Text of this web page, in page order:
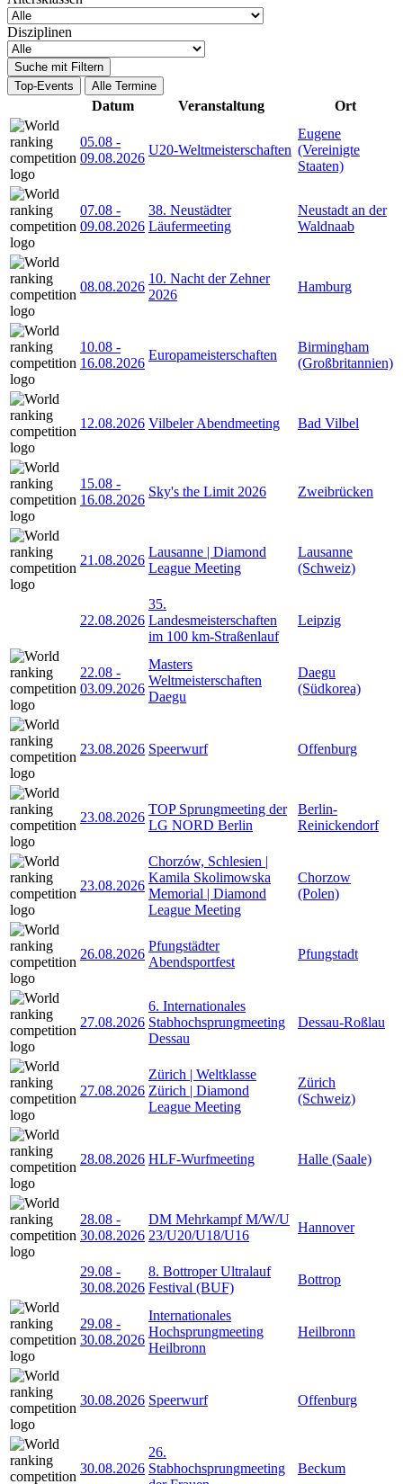
Disziplinen
Suche mit Filtern
Top-Events
Alle Termine
Datum Veranstaltung Ort
05.08 -
09.08.2026
U20-Weltmeisterschaften
Eugene
(Vereinigte
Staaten)
07.08 -
09.08.2026
38. Neustädter
Läufermeeting
Neustadt an der
Waldnaab
08.08.2026
10. Nacht der Zehner
2026
Hamburg
10.08 -
16.08.2026
Europameisterschaften
Birmingham
(Großbritannien)
12.08.2026 Vilbeler Abendmeeting Bad Vilbel
15.08 -
16.08.2026
Sky's the Limit 2026 Zweibrücken
21.08.2026
Lausanne | Diamond
League Meeting
Lausanne
(Schweiz)
22.08.2026
35.
Landesmeisterschaften
im 100 km-Straßenlauf
Leipzig
22.08 -
03.09.2026
Masters
Weltmeisterschaften
Daegu
Daegu
(Südkorea)
23.08.2026 Speerwurf Offenburg
23.08.2026
TOP Sprungmeeting der
LG NORD Berlin
Berlin-
Reinickendorf
23.08.2026
Chorzów, Schlesien |
Kamila Skolimowska
Memorial | Diamond
League Meeting
Chorzow
(Polen)
26.08.2026
Pfungstädter
Abendsportfest
Pfungstadt
27.08.2026
6. Internationales
Stabhochsprungmeeting
Dessau
Dessau-Roßlau
27.08.2026
Zürich | Weltklasse
Zürich | Diamond
League Meeting
Zürich
(Schweiz)
28.08.2026 HLF-Wurfmeeting Halle (Saale)
28.08 -
30.08.2026
DM Mehrkampf M/W/U
23/U20/U18/U16
Hannover
29.08 -
30.08.2026
8. Bottroper Ultralauf
Festival (BUF)
Bottrop
29.08 -
30.08.2026
Internationales
Hochsprungmeeting
Heilbronn
Heilbronn
30.08.2026 Speerwurf Offenburg
30.08.2026
26.
Stabhochsprungmeeting
Beckum